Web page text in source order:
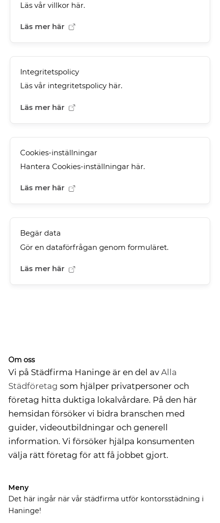
Läs vår villkor här.
Läs mer här
Integritetspolicy
Läs vår integritetspolicy här.
Läs mer här
Cookies-inställningar
Hantera Cookies-inställningar här.
Läs mer här
Begär data
Gör en dataförfrågan genom formuläret.
Läs mer här
Om oss
Vi på Städfirma Haninge är en del av Alla
Städföretag som hjälper privatpersoner och
företag hitta duktiga lokalvårdare. På den här
hemsidan försöker vi bidra branschen med
guider, videoutbildningar och generell
information. Vi försöker hjälpa konsumenten
välja rätt företag för att få jobbet gjort.
Meny
Det här ingår när vår städfirma utför kontorsstädning i
Haninge!